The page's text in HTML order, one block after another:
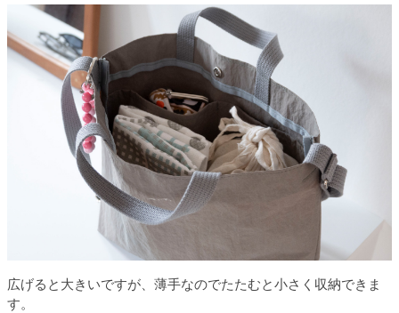
広げると大きいですが、薄手なのでたたむと小さく収納できま
す。